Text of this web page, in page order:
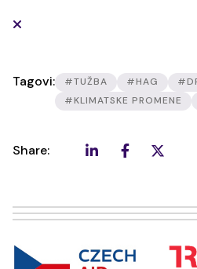
Tagovi: #TUŽBA #HAG
#KLIMATSKE PROMENE
Share: